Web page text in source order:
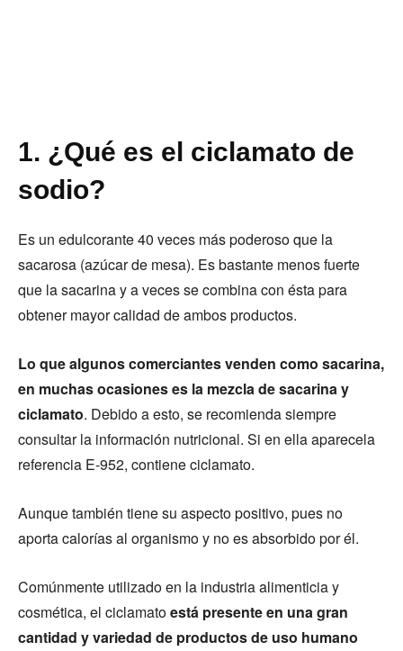
1. ¿Qué es el ciclamato de
sodio?
Es un edulcorante 40 veces más poderoso que la
sacarosa (azúcar de mesa). Es bastante menos fuerte
que la sacarina y a veces se combina con ésta para
obtener mayor calidad de ambos productos.
Lo que algunos comerciantes venden como sacarina,
en muchas ocasiones es la mezcla de sacarina y
ciclamato. Debido a esto, se recomienda siempre
consultar la información nutricional. Si en ella aparecela
referencia E-952, contiene ciclamato.
Aunque también tiene su aspecto positivo, pues no
aporta calorías al organismo y no es absorbido por él.
Comúnmente utilizado en la industria alimenticia y
cosmética, el ciclamatoestá presente en una gran
cantidad y variedad de productos de uso humano